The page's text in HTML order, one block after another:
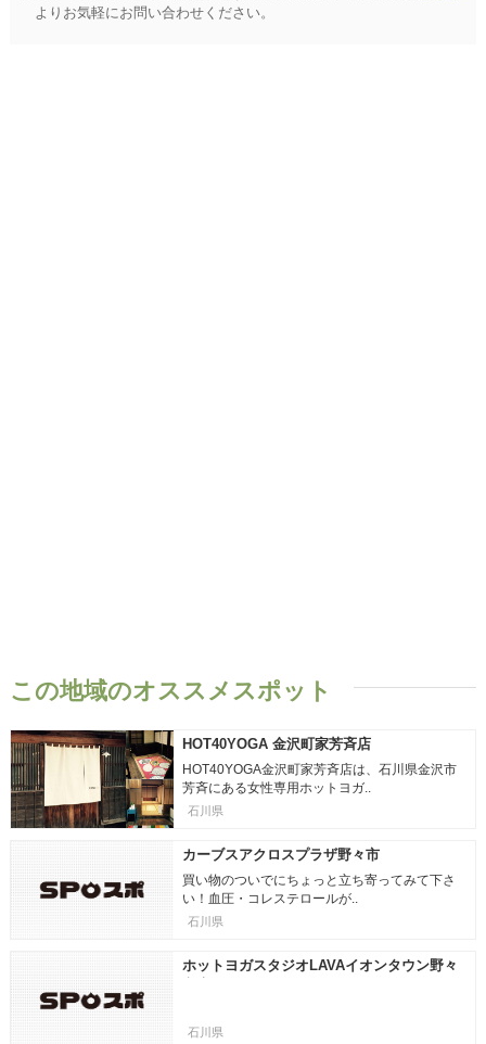
よりお気軽にお問い合わせください。
この地域のオススメスポット
HOT40YOGA 金沢町家芳斉店
HOT40YOGA金沢町家芳斉店は、石川県金沢市
芳斉にある女性専用ホットヨガ..
石川県
カーブスアクロスプラザ野々市
買い物のついでにちょっと立ち寄ってみて下さ
い！血圧・コレステロールが..
石川県
ホットヨガスタジオLAVAイオンタウン野々
石川県